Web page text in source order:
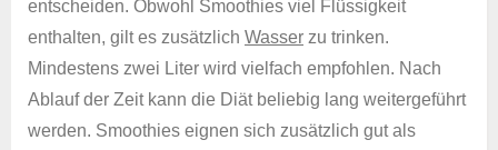
entscheiden. Obwohl Smoothies viel Flüssigkeit
enthalten, gilt es zusätzlich Wasser zu trinken.
Mindestens zwei Liter wird vielfach empfohlen. Nach
Ablauf der Zeit kann die Diät beliebig lang weitergeführt
werden. Smoothies eignen sich zusätzlich gut als